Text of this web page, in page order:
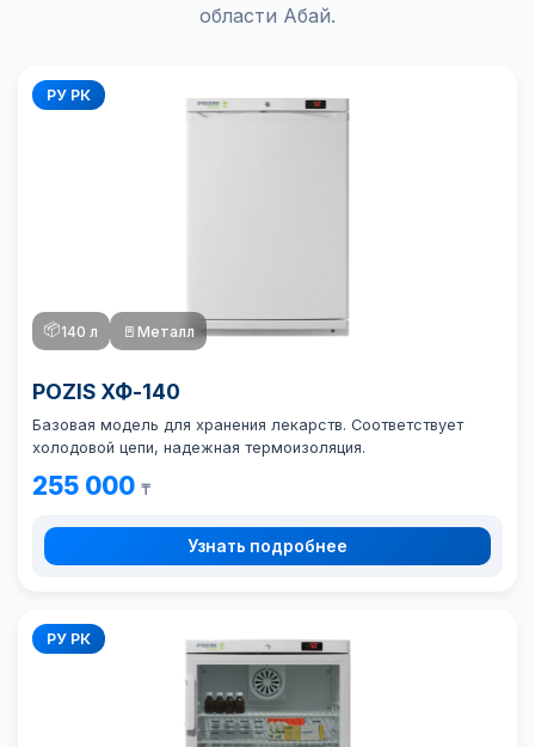
области Абай.
РУ РК
📦140 л 🚪 Металл
POZIS ХФ-140
Базовая модель для хранения лекарств. Соответствует
холодовой цепи, надежная термоизоляция.
255 000 ₸
Узнать подробнее
РУ РК